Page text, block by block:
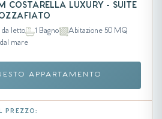
COSTARELLA LUXURY - SUITE
da letto 1 Bagno
Abitazione 50 MQ
mare
APPARTAMENTO
PREZZO: